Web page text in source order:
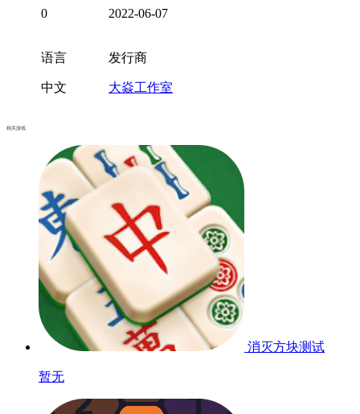
0 2022-06-07
语言
中文
发行商
大焱工作室
相关游戏
消灭方块测试
暂无